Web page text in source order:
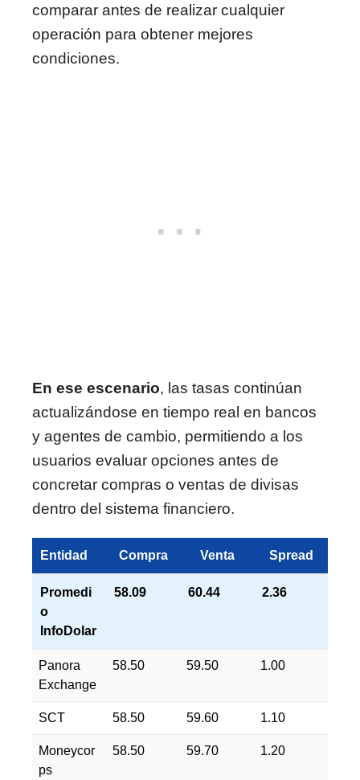
comparar antes de realizar cualquier
operación para obtener mejores
condiciones.
En ese escenario, las tasas continúan
actualizándose en tiempo real en bancos
y agentes de cambio, permitiendo a los
usuarios evaluar opciones antes de
concretar compras o ventas de divisas
dentro del sistema financiero.
Entidad Compra Venta Spread
Promedi
o
InfoDolar
58.09 60.44 2.36
Panora
Exchange
58.50 59.50 1.00
SCT 58.50 59.60 1.10
Moneycor
ps
58.50 59.70 1.20